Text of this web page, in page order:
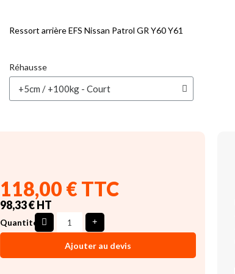
Ressort arrière EFS Nissan Patrol GR Y60 Y61
Réhausse
118,00 € TTC
98,33 € HT
Quantité
Ajouter au devis